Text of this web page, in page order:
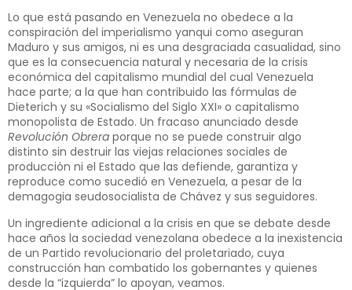
Lo que está pasando en Venezuela no obedece a la
conspiración del imperialismo yanqui como aseguran
Maduro y sus amigos, ni es una desgraciada casualidad, sino
que es la consecuencia natural y necesaria de la crisis
económica del capitalismo mundial del cual Venezuela
hace parte; a la que han contribuido las fórmulas de
Dieterich y su «Socialismo del Siglo XXI» o capitalismo
monopolista de Estado. Un fracaso anunciado desde
Revolución Obrera porque no se puede construir algo
distinto sin destruir las viejas relaciones sociales de
producción ni el Estado que las defiende, garantiza y
reproduce como sucedió en Venezuela, a pesar de la
demagogia seudosocialista de Chávez y sus seguidores.
Un ingrediente adicional a la crisis en que se debate desde
hace años la sociedad venezolana obedece a la inexistencia
de un Partido revolucionario del proletariado, cuya
construcción han combatido los gobernantes y quienes
desde la “izquierda” lo apoyan, veamos.